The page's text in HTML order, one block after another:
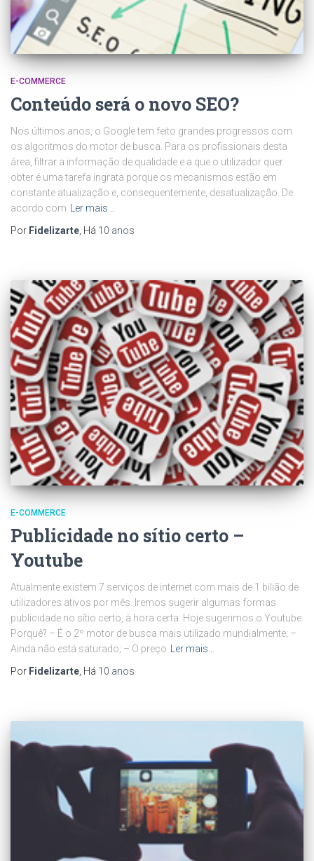
E-COMMERCE
Conteúdo será o novo SEO?
Nos últimos anos, o Google tem feito grandes progressos com
os algoritmos do motor de busca. Para os profissionais desta
área, filtrar a informação de qualidade e a que o utilizador quer
obter é uma tarefa ingrata porque os mecanismos estão em
constante atualização e, consequentemente, desatualização. De
acordo com
Ler mais…
Por Fidelizarte , Há 10 anos
E-COMMERCE
Publicidade no sítio certo –
Youtube
Atualmente existem 7 serviços de internet com mais de 1 bilião de
utilizadores ativos por mês. Iremos sugerir algumas formas
publicidade no sítio certo, à hora certa. Hoje sugerimos o Youtube.
Porquê? – É o 2º motor de busca mais utilizado mundialmente; –
Ainda não está saturado; – O preço Ler mais…
Por Fidelizarte , Há 10 anos